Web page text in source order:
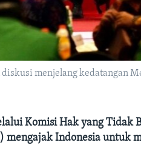
menjelang kedatangan
Komisi Hak yang Tidak
mengajak Indonesia untuk